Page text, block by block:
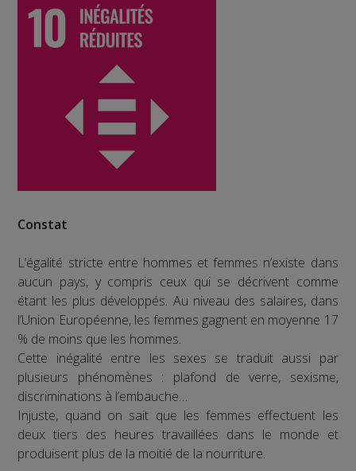
Constat
L’égalité stricte entre hommes et femmes n’existe dans
aucun pays, y compris ceux qui se décrivent comme
étant les plus développés. Au niveau des salaires, dans
l’Union Européenne, les femmes gagnent en moyenne 17
% de moins que les hommes.
Cette inégalité entre les sexes se traduit aussi par
plusieurs phénomènes : plafond de verre, sexisme,
discriminations à l’embauche…
Injuste, quand on sait que les femmes effectuent les
deux tiers des heures travaillées dans le monde et
produisent plus de la moitié de la nourriture.